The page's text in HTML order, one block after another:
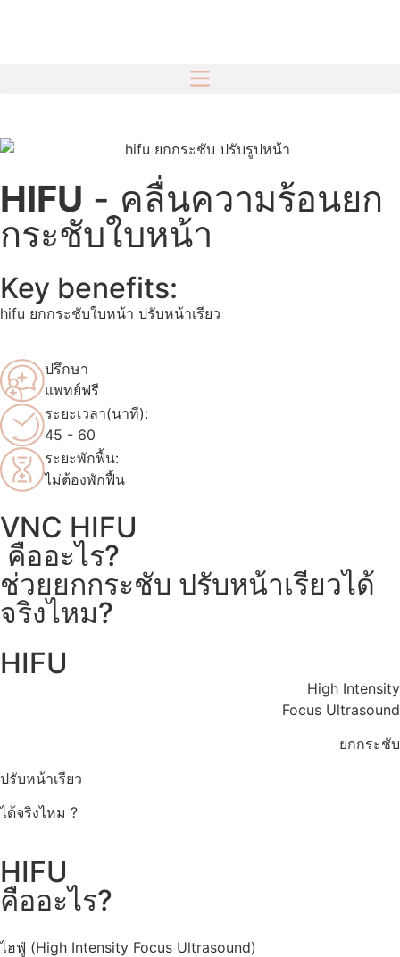
HIFU - คลื่นความร้อนยก
กระชับใบหน้า
Key benefits:
hifu ยกกระชับใบหน้า ปรับหน้าเรียว
ปรึกษา
แพทย์ฟรี
ระยะเวลา(นาที):
45 - 60
ระยะพักฟื้น:
ไม่ต้องพักฟื้น
VNC HIFU
คืออะไร?
ช่วยยกกระชับ ปรับหน้าเรียวได้
จริงไหม?
HIFU
High Intensity
Focus Ultrasound
ยกกระชับ
ปรับหน้าเรียว
ได้จริงไหม ?
HIFU
คืออะไร?
ไฮฟู่ (High Intensity Focus Ultrasound)